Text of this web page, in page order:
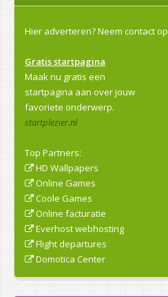
Hier adverteren?Neem contact op
Gratis startpagina
Maak nu gratis een
startpagina aan over jouw
favoriete onderwerp.
startplezier.nl
Top Partners:
HD Wallpapers
Online Games
Coole Games
Online facturatie
Everhost webhosting
Flight departures
Domotica Center